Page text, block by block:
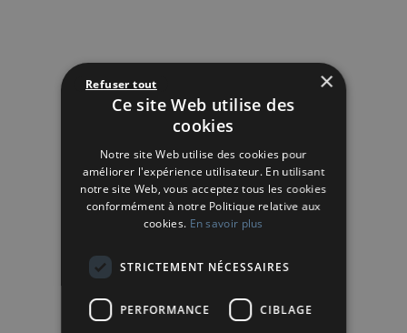
×
Ce site Web utilise des
cookies
Notre site Web utilise des cookies pour
améliorer l'expérience utilisateur. En utilisant
notre site Web, vous acceptez tous les cookies
conformément à notre Politique relative aux
cookies. En savoir plus
STRICTEMENT NÉCESSAIRES
PERFORMANCE CIBLAGE
Refuser tout